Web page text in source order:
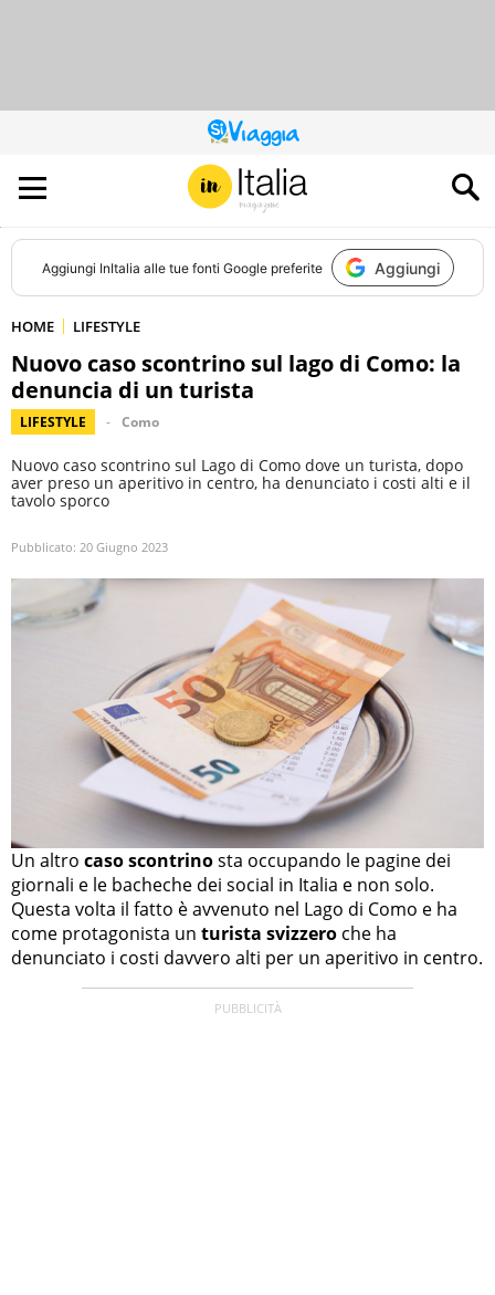
QUESTO
SITO
CONTRIBUISCE
ALL’AUDIENCE
DI
Aggiungi InItalia alle tue fonti Google preferite Aggiungi
HOME LIFESTYLE
Nuovo caso scontrino sul lago di Como: la
denuncia di un turista
LIFESTYLE Como
Nuovo caso scontrino sul Lago di Como dove un turista, dopo
aver preso un aperitivo in centro, ha denunciato i costi alti e il
tavolo sporco
Pubblicato: 20 Giugno 2023
Un altro caso scontrinosta occupando le pagine dei
giornali e le bacheche dei social in Italia e non solo.
Questa volta il fatto è avvenuto nel Lago di Como e ha
come protagonista un turista svizzero che ha
denunciato i costi davvero alti per un aperitivo in centro.